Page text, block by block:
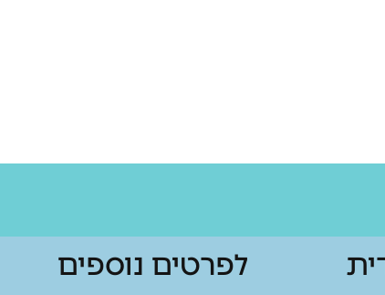
לפרטים נוספים